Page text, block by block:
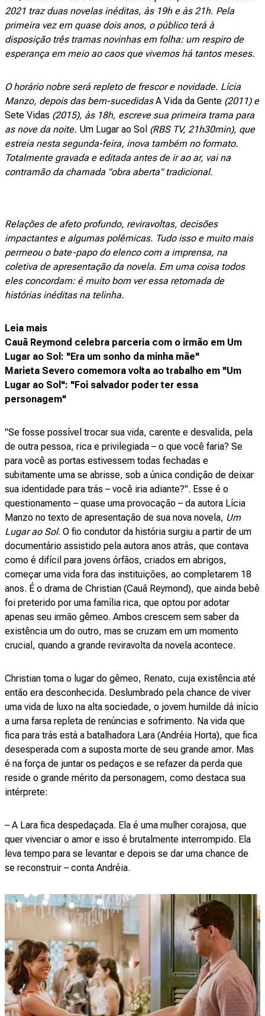
2021 traz duas novelas inéditas, às 19h e às 21h. Pela
primeira vez em quase dois anos, o público terá à
disposição três tramas novinhas em folha: um respiro de
esperança em meio ao caos que vivemos há tantos meses.
O horário nobre será repleto de frescor e novidade. Lícia
Manzo, depois das bem-sucedidasA Vida da Gente (2011) e
Sete Vidas (2015), às 18h, escreve sua primeira trama para
as nove da noite. Um Lugar ao Sol (RBS TV, 21h30min), que
estreia nesta segunda-feira, inova também no formato.
Totalmente gravada e editada antes de ir ao ar, vai na
contramão da chamada "obra aberta" tradicional.
Relações de afeto profundo, reviravoltas, decisões
impactantes e algumas polêmicas. Tudo isso e muito mais
permeou o bate-papo do elenco com a imprensa, na
coletiva de apresentação da novela. Em uma coisa todos
eles concordam: é muito bom ver essa retomada de
histórias inéditas na telinha.
Leia mais
Cauã Reymond celebra parceria com o irmão em Um
Lugar ao Sol: "Era um sonho da minha mãe"
Marieta Severo comemora volta ao trabalho em "Um
Lugar ao Sol": "Foi salvador poder ter essa
personagem"
"Se fosse possível trocar sua vida, carente e desvalida, pela
de outra pessoa, rica e privilegiada – o que você faria? Se
para você as portas estivessem todas fechadas e
subitamente uma se abrisse, sob a única condição de deixar
sua identidade para trás – você iria adiante?". Esse é o
questionamento – quase uma provocação – da autora Lícia
Manzo no texto de apresentação de sua nova novela, Um
Lugar ao Sol. O fio condutor da história surgiu a partir de um
documentário assistido pela autora anos atrás, que contava
como é difícil para jovens órfãos, criados em abrigos,
começar uma vida fora das instituições, ao completarem 18
anos. É o drama de Christian (Cauã Reymond), que ainda bebê
foi preterido por uma família rica, que optou por adotar
apenas seu irmão gêmeo. Ambos crescem sem saber da
existência um do outro, mas se cruzam em um momento
crucial, quando a grande reviravolta da novela acontece.
Christian toma o lugar do gêmeo, Renato, cuja existência até
então era desconhecida. Deslumbrado pela chance de viver
uma vida de luxo na alta sociedade, o jovem humilde dá início
a uma farsa repleta de renúncias e sofrimento. Na vida que
fica para trás está a batalhadora Lara (Andréia Horta), que fica
desesperada com a suposta morte de seu grande amor. Mas
é na força de juntar os pedaços e se refazer da perda que
reside o grande mérito da personagem, como destaca sua
intérprete:
– A Lara fica despedaçada. Ela é uma mulher corajosa, que
quer vivenciar o amor e isso é brutalmente interrompido. Ela
leva tempo para se levantar e depois se dar uma chance de
se reconstruir – conta Andréia.